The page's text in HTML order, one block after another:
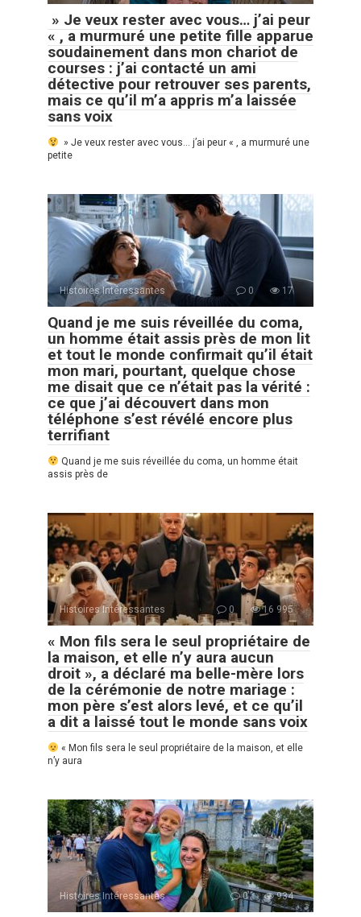
» Je veux rester avec vous… j’ai peur
« , a murmuré une petite fille apparue
soudainement dans mon chariot de
courses : j’ai contacté un ami
détective pour retrouver ses parents,
mais ce qu’il m’a appris m’a laissée
sans voix
» Je veux rester avec vous… j’ai peur « , a murmuré une
petite
Histoires Intéressantes 0 17
Quand je me suis réveillée du coma,
un homme était assis près de mon lit
et tout le monde confirmait qu’il était
mon mari, pourtant, quelque chose
me disait que ce n’était pas la vérité :
ce que j’ai découvert dans mon
téléphone s’est révélé encore plus
terrifiant
Quand je me suis réveillée du coma, un homme était
assis près de
Histoires Intéressantes 0 16 995
« Mon fils sera le seul propriétaire de
la maison, et elle n’y aura aucun
droit », a déclaré ma belle-mère lors
de la cérémonie de notre mariage :
mon père s’est alors levé, et ce qu’il
a dit a laissé tout le monde sans voix
« Mon fils sera le seul propriétaire de la maison, et elle
n’y aura
Histoires Intéressantes 0 934